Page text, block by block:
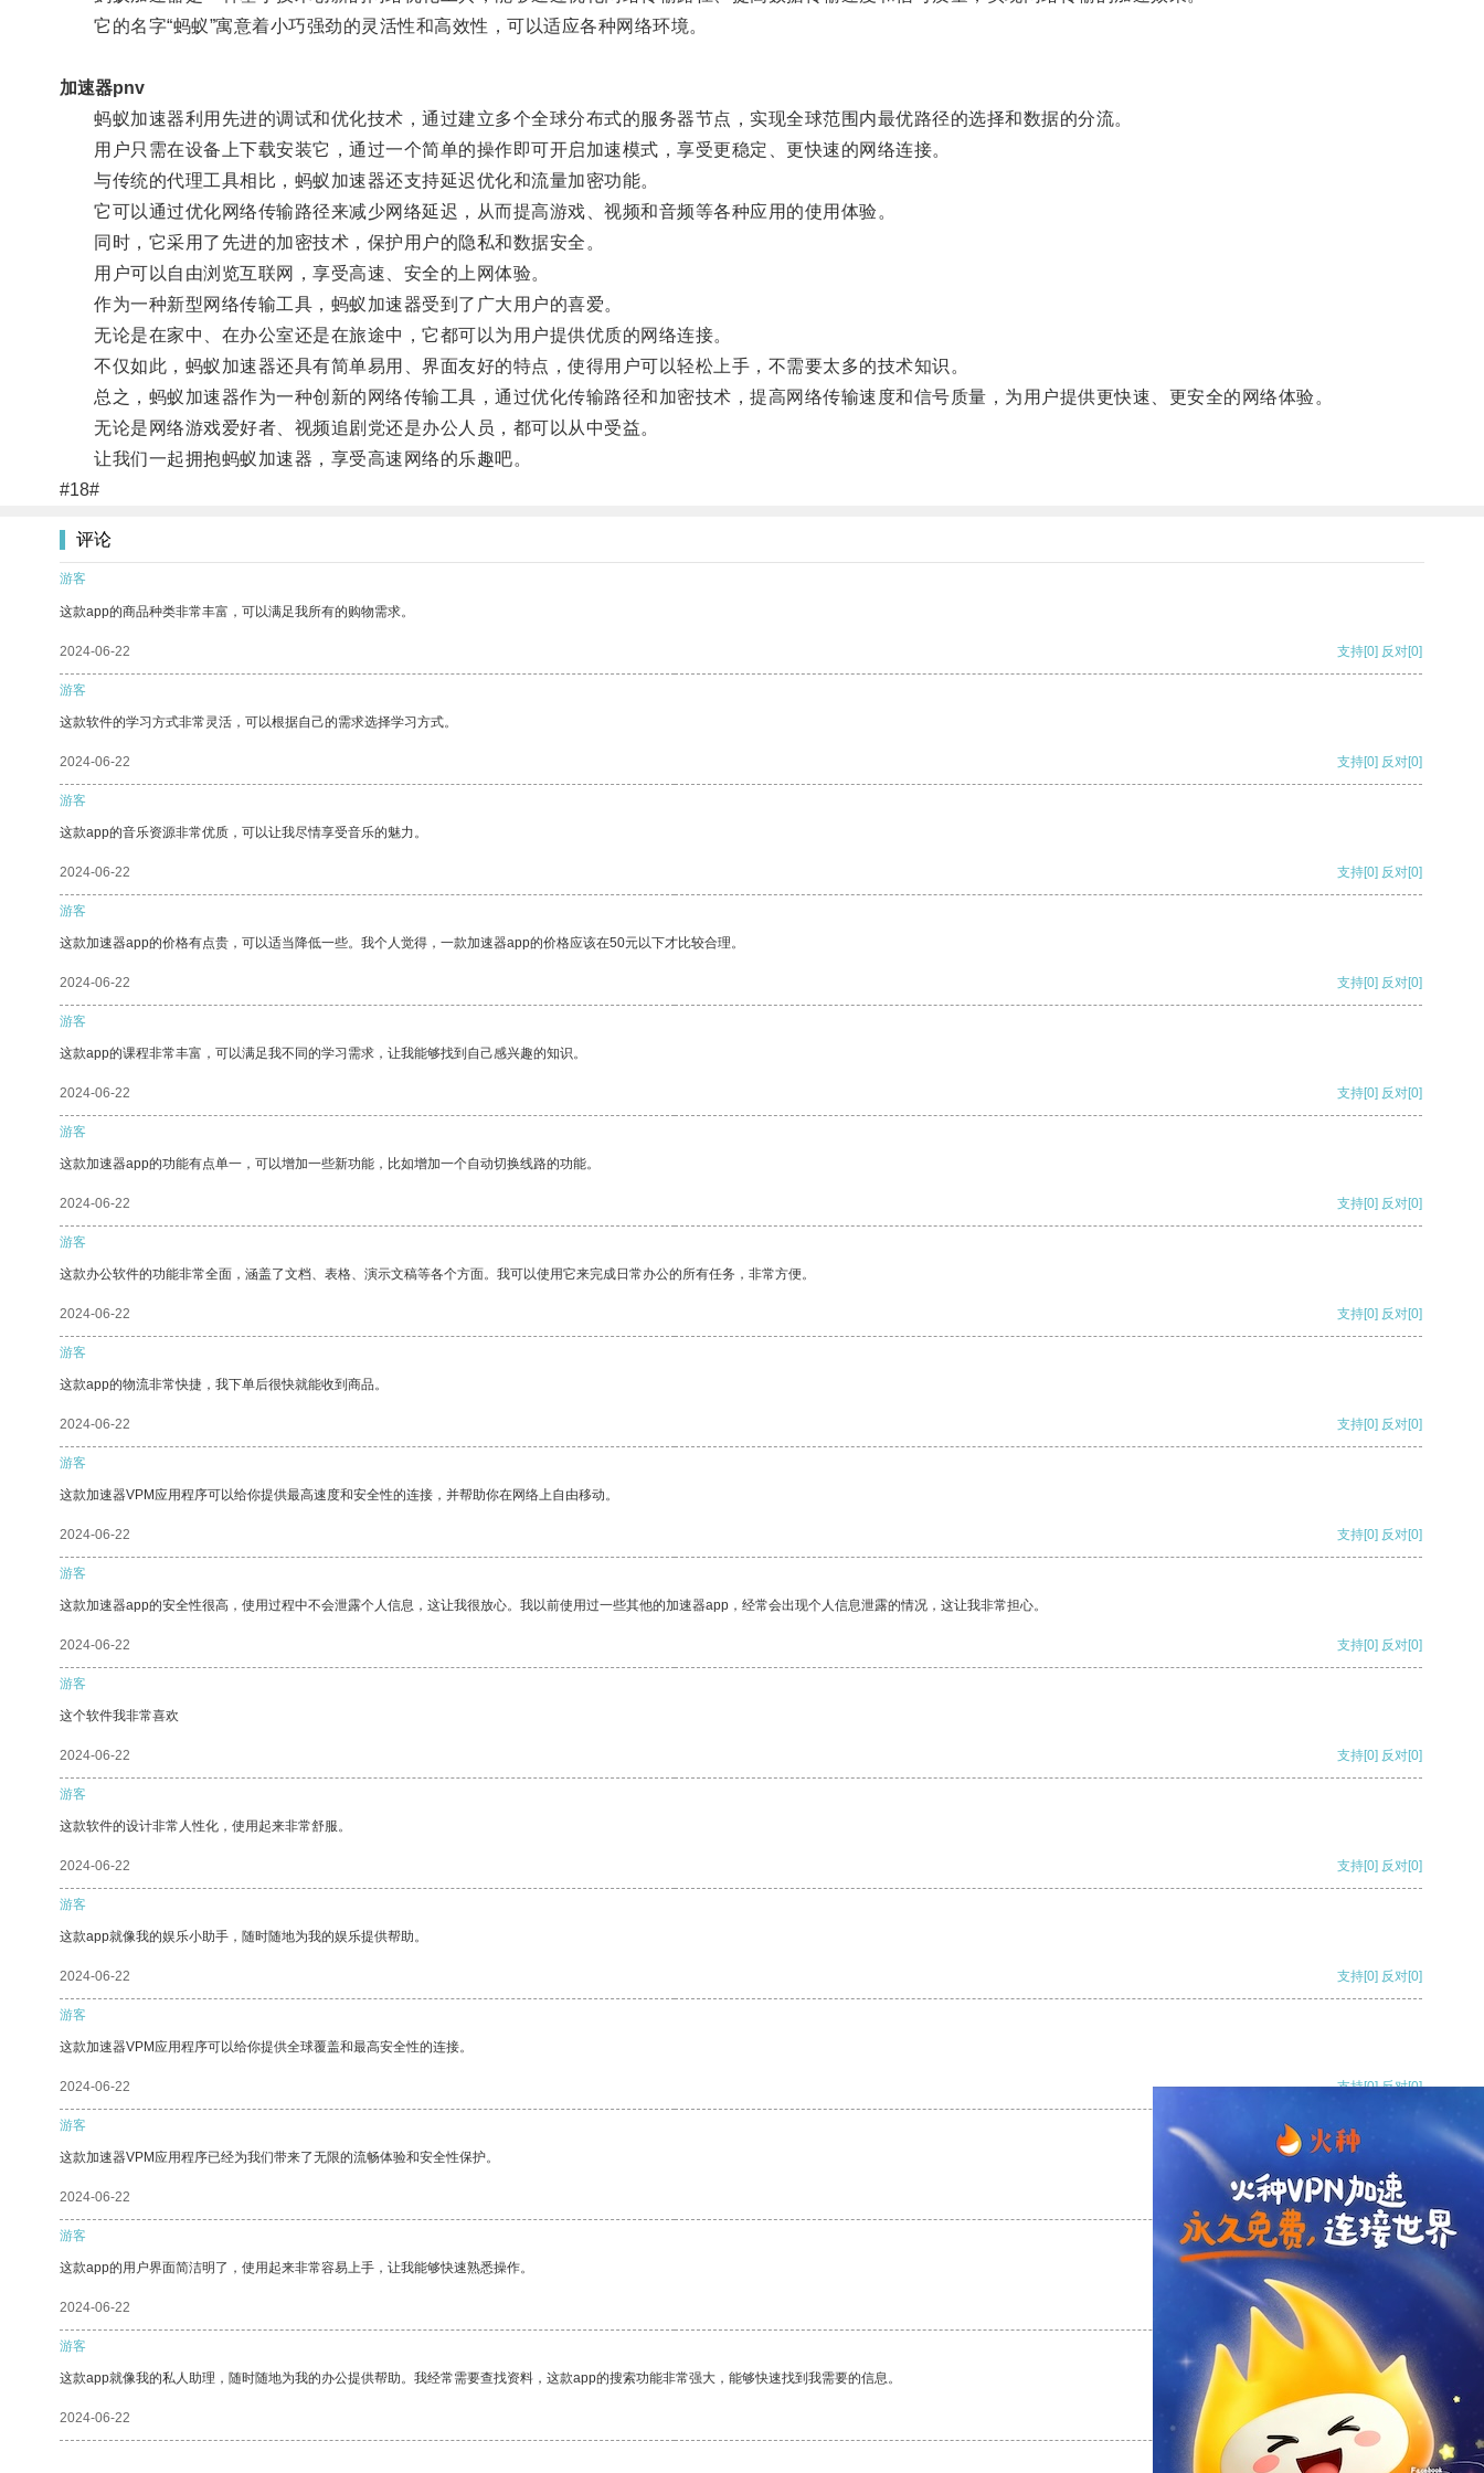
它的名字“蚂蚁”寓意着小巧强劲的灵活性和高效性，可以适应各种网络环境。
加速器pnv
蚂蚁加速器利用先进的调试和优化技术，通过建立多个全球分布式的服务器节点，实现全球范围内最优路径的选择和数据的分流。
用户只需在设备上下载安装它，通过一个简单的操作即可开启加速模式，享受更稳定、更快速的网络连接。
与传统的代理工具相比，蚂蚁加速器还支持延迟优化和流量加密功能。
它可以通过优化网络传输路径来减少网络延迟，从而提高游戏、视频和音频等各种应用的使用体验。
同时，它采用了先进的加密技术，保护用户的隐私和数据安全。
用户可以自由浏览互联网，享受高速、安全的上网体验。
作为一种新型网络传输工具，蚂蚁加速器受到了广大用户的喜爱。
无论是在家中、在办公室还是在旅途中，它都可以为用户提供优质的网络连接。
不仅如此，蚂蚁加速器还具有简单易用、界面友好的特点，使得用户可以轻松上手，不需要太多的技术知识。
总之，蚂蚁加速器作为一种创新的网络传输工具，通过优化传输路径和加密技术，提高网络传输速度和信号质量，为用户提供更快速、更安全的网络体验。
无论是网络游戏爱好者、视频追剧党还是办公人员，都可以从中受益。
让我们一起拥抱蚂蚁加速器，享受高速网络的乐趣吧。
#18#
评论
游客
这款app的商品种类非常丰富，可以满足我所有的购物需求。
2024-06-22 支持[0] 反对[0]
游客
这款软件的学习方式非常灵活，可以根据自己的需求选择学习方式。
2024-06-22 支持[0] 反对[0]
游客
这款app的音乐资源非常优质，可以让我尽情享受音乐的魅力。
2024-06-22 支持[0] 反对[0]
游客
这款加速器app的价格有点贵，可以适当降低一些。我个人觉得，一款加速器app的价格应该在50元以下才比较合理。
2024-06-22 支持[0] 反对[0]
游客
这款app的课程非常丰富，可以满足我不同的学习需求，让我能够找到自己感兴趣的知识。
2024-06-22 支持[0] 反对[0]
游客
这款加速器app的功能有点单一，可以增加一些新功能，比如增加一个自动切换线路的功能。
2024-06-22 支持[0] 反对[0]
游客
这款办公软件的功能非常全面，涵盖了文档、表格、演示文稿等各个方面。我可以使用它来完成日常办公的所有任务，非常方便。
2024-06-22 支持[0] 反对[0]
游客
这款app的物流非常快捷，我下单后很快就能收到商品。
2024-06-22 支持[0] 反对[0]
游客
这款加速器VPM应用程序可以给你提供最高速度和安全性的连接，并帮助你在网络上自由移动。
2024-06-22 支持[0] 反对[0]
游客
这款加速器app的安全性很高，使用过程中不会泄露个人信息，这让我很放心。我以前使用过一些其他的加速器app，经常会出现个人信息泄露的情况，这让我非常担心。
2024-06-22 支持[0] 反对[0]
游客
这个软件我非常喜欢
2024-06-22 支持[0] 反对[0]
游客
这款软件的设计非常人性化，使用起来非常舒服。
2024-06-22 支持[0] 反对[0]
游客
这款app就像我的娱乐小助手，随时随地为我的娱乐提供帮助。
2024-06-22 支持[0] 反对[0]
游客
这款加速器VPM应用程序可以给你提供全球覆盖和最高安全性的连接。
2024-06-22 支持[0] 反对[0]
游客
这款加速器VPM应用程序已经为我们带来了无限的流畅体验和安全性保护。
2024-06-22 支持[0] 反对
游客
这款app的用户界面简洁明了，使用起来非常容易上手，让我能够快速熟悉操作。
2024-06-22 支持
游客
这款app就像我的私人助理，随时随地为我的办公提供帮助。我经常需要查找资料，这款app的搜索功能非常强大，能够快速找到我需要的信息。
2024-06-22 支持 反对 [0]